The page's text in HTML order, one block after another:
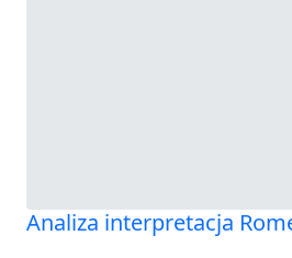
Analiza interpretacja